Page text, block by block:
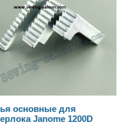
Мусоросборник оверлока
Janome 204D